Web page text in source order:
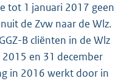
tot 1 januari 2017 geen
de Zvw naar de Wlz.
B cliënten in de Wlz
en 31 december
in 2016 werkt door in